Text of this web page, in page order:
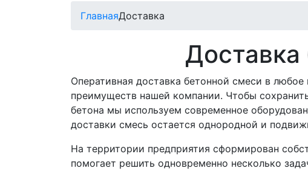
ГлавнаяДоставка
Оперативная доставка бетонной смеси в
преимуществ нашей компании. Чтобы
бетона мы используем современное
доставки смесь остается однородной и
На территории предприятия сформирован
помогает решить одновременно несколько